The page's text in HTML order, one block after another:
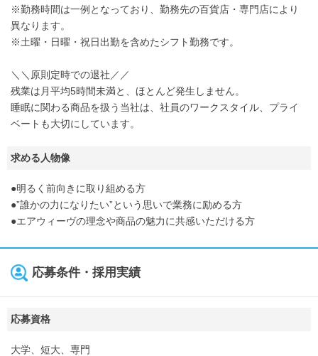
※勤務時間は一例となっており、勤務先の百貨店・専門店により
異なります。
※土曜・日曜・祝日出勤を含めたシフト勤務です。
＼＼原則定時での退社／／
残業は月平均5時間未満と、ほとんど発生しません。
睡眠に関わる商品を扱う当社は、社員のワークスタイル、プライ
ベートも大切にしています。
求める人物像
●明るく前向きに取り組める方
●”誰かの力になりたい”という思いで業務に励める方
●エアウィーヴの理念や商品の魅力に共感いただける方
応募条件・採用実績
応募資格
大学、短大、専門